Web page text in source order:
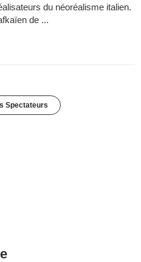
du néoréalisme italien.
de ...
Spectateurs